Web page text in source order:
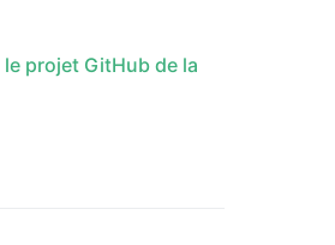
le projet GitHub de la